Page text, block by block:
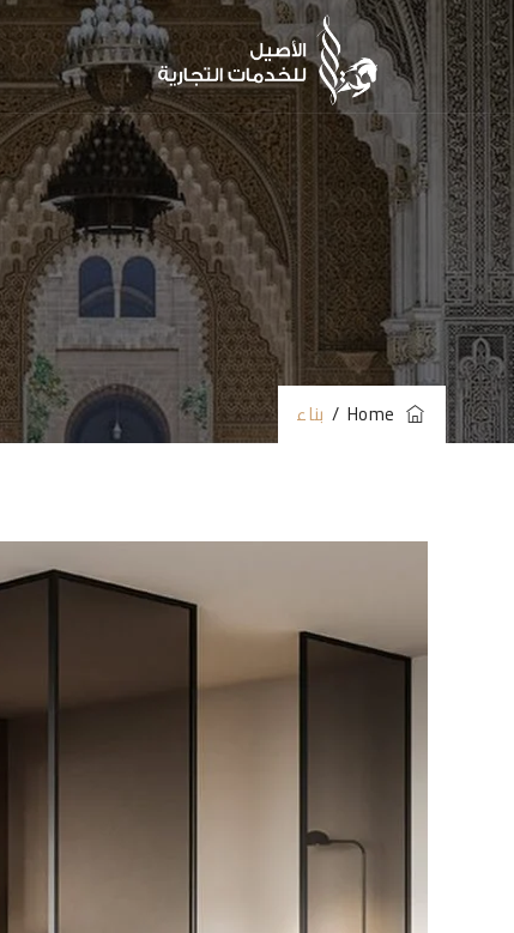
/ بناء